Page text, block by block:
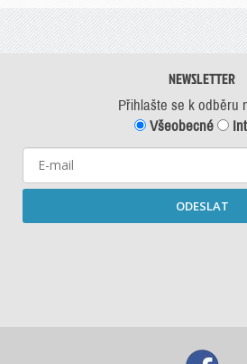
NEWSLETTER
Přihlašte se k odběru
Všeobecné
ODESLAT